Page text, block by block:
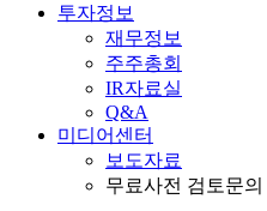
투자정보
재무정보
주주총회
IR자료실
Q&A
미디어센터
보도자료
무료사전 검토문의